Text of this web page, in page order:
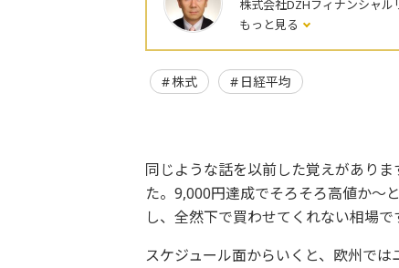
株式会社DZHフィナンシャル
もっと見る
株式 日経平均
同じような話を以前した覚えがあり
た。9,000円達成でそろそろ高値か～
し、全然下で買わせてくれない相場
スケジュール面からいくと、欧州で